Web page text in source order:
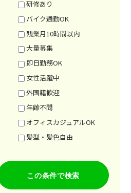
研修あり
バイク通勤OK
残業月10時間以内
大量募集
即日勤務OK
女性活躍中
外国籍歓迎
年齢不問
オフィスカジュアルOK
髪型・髪色自由